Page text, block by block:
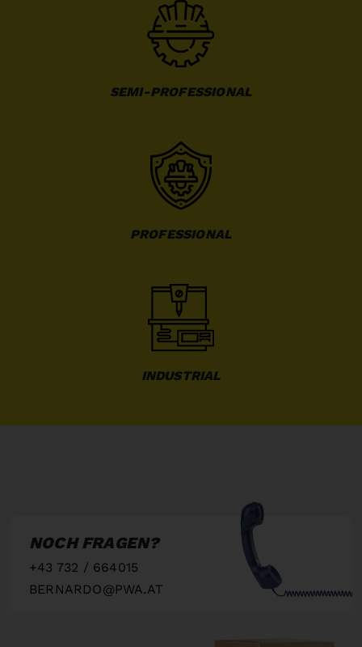
SEMI-PROFESSIONAL
PROFESSIONAL
INDUSTRIAL
NOCH FRAGEN?
+43 732 / 664015
BERNARDO@PWA.AT